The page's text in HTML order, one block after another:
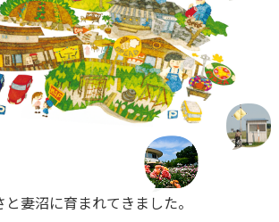
妻沼に育まれてきました。